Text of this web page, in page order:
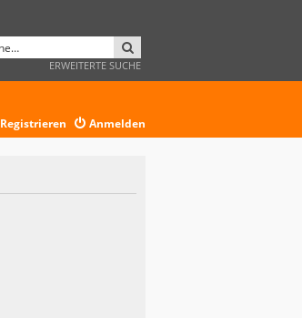
ERWEITERTE SUCHE
Anmelden
Registrieren